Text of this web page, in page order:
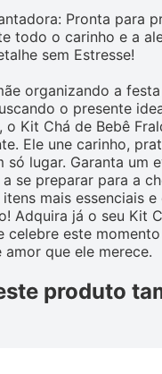
Pronta para
todo o carinho e a
sem Estresse!
organizando a
o presente
Kit Chá de Bebê
Ele une carinho,
só lugar. Garanta um
se preparar para a
mais essenciais e
Adquira já o seu Kit
celebre este
que ele merece.
produto